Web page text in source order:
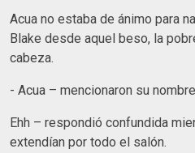
Acua no estaba de ánimo para
Blake desde aquel beso, la
cabeza.
- Acua – mencionaron su
Ehh – respondió confundida
extendían por todo el salón.